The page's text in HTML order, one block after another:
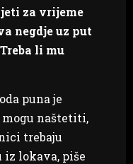
za vrijeme
negdje uz put
li mu
puna je
mogu naštetiti,
trebaju
iz lokava, piše